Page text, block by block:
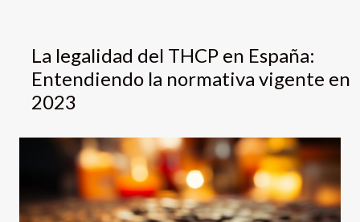
La legalidad del THCP en España:
Entendiendo la normativa vigente en
2023